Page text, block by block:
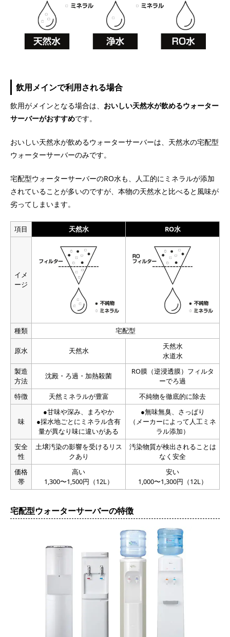
飲用メインで利用される場合
飲用がメインとなる場合は、 おいしい天然水が飲めるウォーター
サーバーがおすすめです。
おいしい天然水が飲めるウォーターサーバーは、天然水の宅配型
ウォーターサーバーのみです。
宅配型ウォーターサーバーのRO水も、人工的にミネラルが添加
されていることが多いのですが、本物の天然水と比べると風味が
劣ってしまいます。
項目 天然水 RO水
イメ
ージ
種類 宅配型
原水 天然水
天然水
水道水
製造
方法
沈殿・ろ過・加熱殺菌
RO膜（逆浸透膜）フィルタ
ーでろ過
特徴
天然ミネラルが豊富 不純物を徹底的に除去
味
●甘味や深み、まろやか
●採水地ごとにミネラル含有
量が異なり味に違いがある
●無味無臭、さっぱり
（メーカーによって人工ミネ
ラル添加）
安全
性
土壌汚染の影響を受けるリス
クあり
汚染物質が検出されることは
なく安全
価格
帯
高い
1,300〜1,500円（12L）
安い
1,000〜1,300円（12L）
宅配型ウォーターサーバーの特徴